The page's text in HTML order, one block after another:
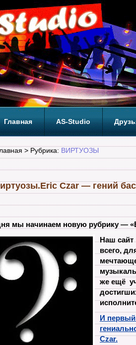
Главная AS-Studio
Теги ТОП
> Рубрика: ВИРТУОЗЫ
Czar — гений
мы начинаем новую рубрику —
Наш сайт
всего,
же ещё
И первый
Czar.